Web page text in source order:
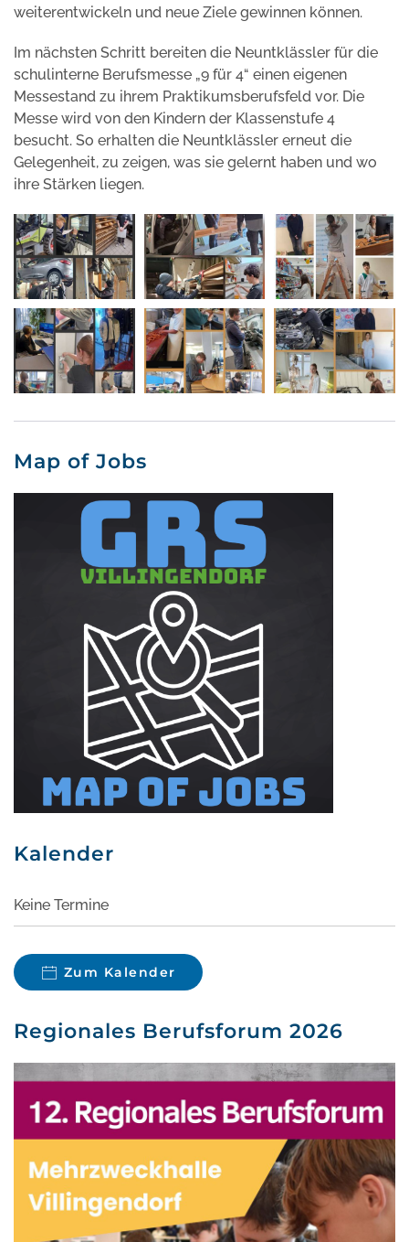
weiterentwickeln und neue Ziele gewinnen können.
Im nächsten Schritt bereiten die Neuntklässler für die
schulinterne Berufsmesse „9 für 4“ einen eigenen
Messestand zu ihrem Praktikumsberufsfeld vor. Die
Messe wird von den Kindern der Klassenstufe 4
besucht. So erhalten die Neuntklässler erneut die
Gelegenheit, zu zeigen, was sie gelernt haben und wo
ihre Stärken liegen.
Map of Jobs
Kalender
Keine Termine
Zum Kalender
Regionales Berufsforum 2026